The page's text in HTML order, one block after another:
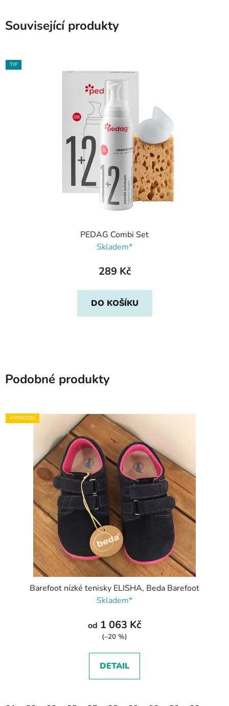
Související produkty
TIP
PEDAG Combi Set
Skladem*
289 Kč
DO KOŠÍKU
Podobné produkty
VÝPRODEJ
Barefoot nízké tenisky ELISHA, Beda Barefoot
Skladem*
od 1 063 Kč
(–20 %)
DETAIL